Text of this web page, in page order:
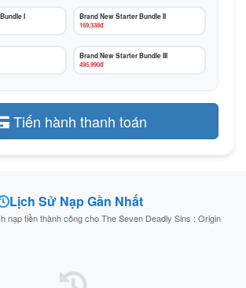
I Brand New Starter Bundle II
169,338đ
Brand New Starter Bundle III
495,990đ
Tiến hành thanh toán
Lịch Sử Nạp Gần Nhất
nạp tiền thành công cho The Seven Deadly Sins : Origin